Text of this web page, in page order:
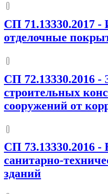
СП 71.13330.2017 -
отделочные
СП 72.13330.2016 -
строительных
сооружений от
СП 73.13330.2016 -
санитарно-
зданий